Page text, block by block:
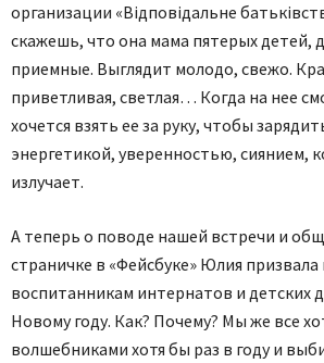
организации «Відповідальне
скажешь, что она мама пятерых детей,
приемные. Выглядит молодо, свежо.
приветливая, светлая… Когда на нее
хочется взять ее за руку, чтобы
энергетикой, уверенностью, сиянием,
излучает.
А теперь о поводе нашей встречи и
страничке в «Фейсбуке» Юлия призвала
воспитанникам интернатов и детских
Новому году. Как? Почему? Мы же все
волшебниками хотя бы раз в году и